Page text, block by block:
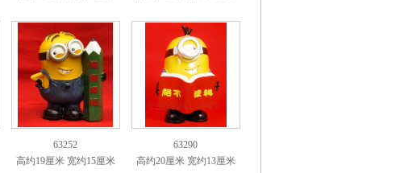
63252
高约19厘米 宽约15厘米
63290
高约20厘米 宽约13厘米